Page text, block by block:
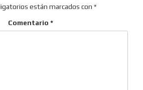
están marcados con *
Comentario *